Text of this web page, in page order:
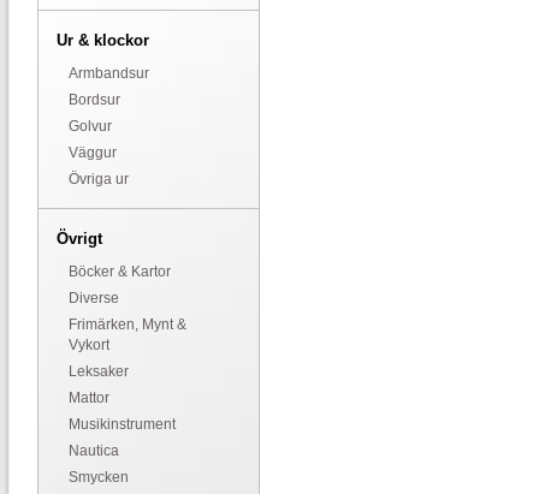
Ur & klockor
Armbandsur
Bordsur
Golvur
Väggur
Övriga ur
Övrigt
Böcker & Kartor
Diverse
Frimärken, Mynt &
Vykort
Leksaker
Mattor
Musikinstrument
Nautica
Smycken